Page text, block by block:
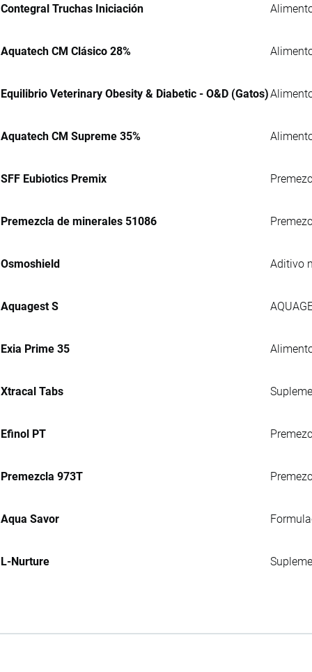
Contegral Truchas Iniciación
Aquatech CM Clásico 28%
Equilibrio Veterinary Obesity & Diabetic - O&D (Gatos)
Aquatech CM Supreme 35%
SFF Eubiotics Premix
Premezcla de minerales 51086
Osmoshield Aditivo
Aquagest S
Exia Prime 35
Xtracal Tabs
Efinol PT
Premezcla 973T
Aqua Savor
L-Nurture